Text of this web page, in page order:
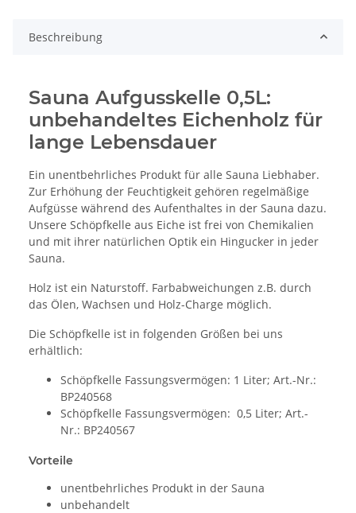
Beschreibung
Sauna Aufgusskelle 0,5L:
unbehandeltes Eichenholz für
lange Lebensdauer
Ein unentbehrliches Produkt für alle Sauna Liebhaber.
Zur Erhöhung der Feuchtigkeit gehören regelmäßige
Aufgüsse während des Aufenthaltes in der Sauna dazu.
Unsere Schöpfkelle aus Eiche ist frei von Chemikalien
und mit ihrer natürlichen Optik ein Hingucker in jeder
Sauna.
Holz ist ein Naturstoff. Farbabweichungen z.B. durch
das Ölen, Wachsen und Holz-Charge möglich.
Die Schöpfkelle ist in folgenden Größen bei uns
erhältlich:
Schöpfkelle Fassungsvermögen: 1 Liter; Art.-Nr.:
BP240568
Schöpfkelle Fassungsvermögen: 0,5 Liter; Art.-
Nr.: BP240567
Vorteile
unentbehrliches Produkt in der Sauna
unbehandelt